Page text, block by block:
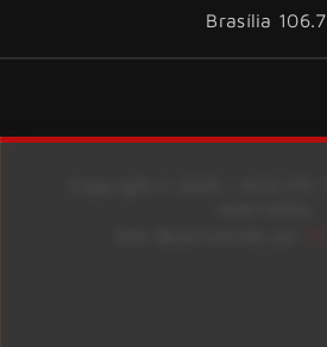
Brasília 106.7